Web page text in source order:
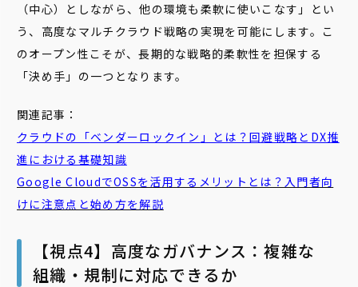
（中心）としながら、他の環境も柔軟に使いこなす」とい
う、高度なマルチクラウド戦略の実現を可能にします。こ
のオープン性こそが、長期的な戦略的柔軟性を担保する
「決め手」の一つとなります。
関連記事：
クラウドの「ベンダーロックイン 」とは？回避戦略とDX推
進における基礎知識
Google CloudでOSSを活用するメリットとは？入門者向
けに注意点と始め方を解説
【視点4】高度なガバナンス：複雑な
組織・規制に対応できるか